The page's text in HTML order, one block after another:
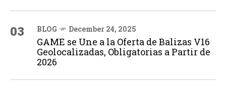
03 BLOG December 24, 2025
GAME se Une a la Oferta de Balizas V16
Geolocalizadas, Obligatorias a Partir de
2026